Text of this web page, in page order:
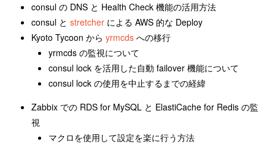
consul の DNS と Health Check 機能の活用方法
consul とstretcher による AWS 的な Deploy
Kyoto Tycoon からyrmcds への移行
yrmcds の監視について
consul lock を活用した自動 failover 機能について
consul lock の使用を中止するまでの経緯
Zabbix での RDS for MySQL と ElastiCache for Redis の監
視
マクロを使用して設定を楽に行う方法